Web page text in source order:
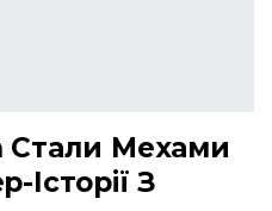
Стали Мехами
Історії З